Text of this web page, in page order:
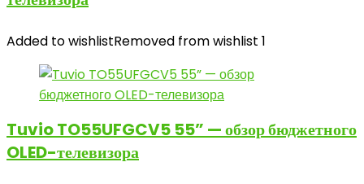
Added to wishlistRemoved from wishlist 1
Tuvio TO55UFGCV5 55” — обзор бюджетного
OLED-телевизора